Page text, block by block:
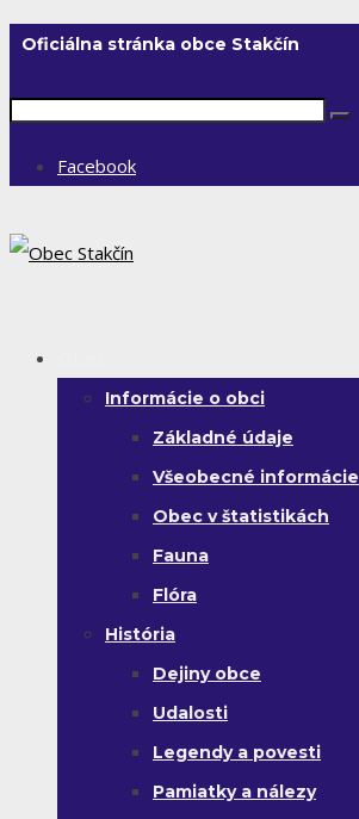
Oficiálna stránka obce Stakčín
Facebook
Informácie o obci
Základné údaje
Všeobecné informácie
Obec v štatistikách
Fauna
Flóra
História
Dejiny obce
Udalosti
Legendy a povesti
Pamiatky a nálezy